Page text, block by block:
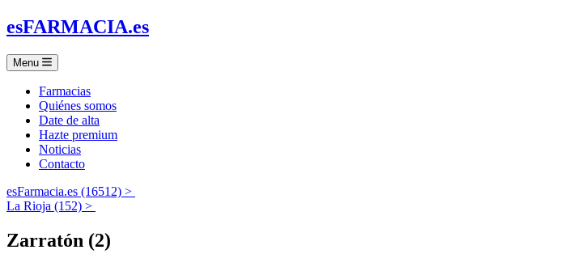
esFARMACIA.es
Menu
Farmacias
Quiénes somos
Date de alta
Hazte premium
Noticias
Contacto
esFarmacia.es (16512) >
La Rioja (152) >
Zarratón (2)